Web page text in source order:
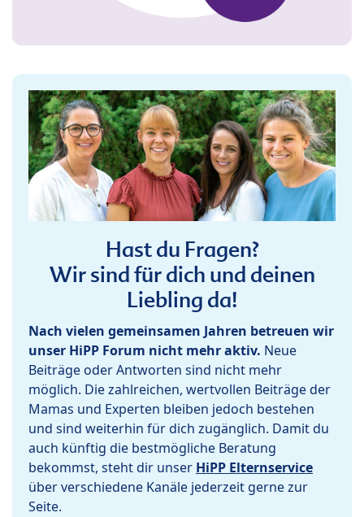
Hast du Fragen?
Wir sind für dich und deinen
Liebling da!
Nach vielen gemeinsamen Jahren betreuen wir
unser HiPP Forum nicht mehr aktiv. Neue
Beiträge oder Antworten sind nicht mehr
möglich. Die zahlreichen, wertvollen Beiträge der
Mamas und Experten bleiben jedoch bestehen
und sind weiterhin für dich zugänglich. Damit du
auch künftig die bestmögliche Beratung
bekommst, steht dir unser HiPP Elternservice
über verschiedene Kanäle jederzeit gerne zur
Seite.